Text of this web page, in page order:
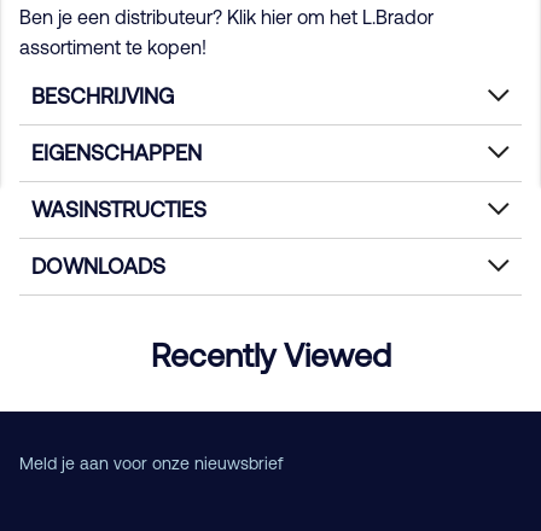
Ben je een distributeur? Klik hier om het L.Brador
assortiment te kopen!
BESCHRIJVING
EIGENSCHAPPEN
WASINSTRUCTIES
DOWNLOADS
Recently Viewed
Meld je aan voor onze nieuwsbrief